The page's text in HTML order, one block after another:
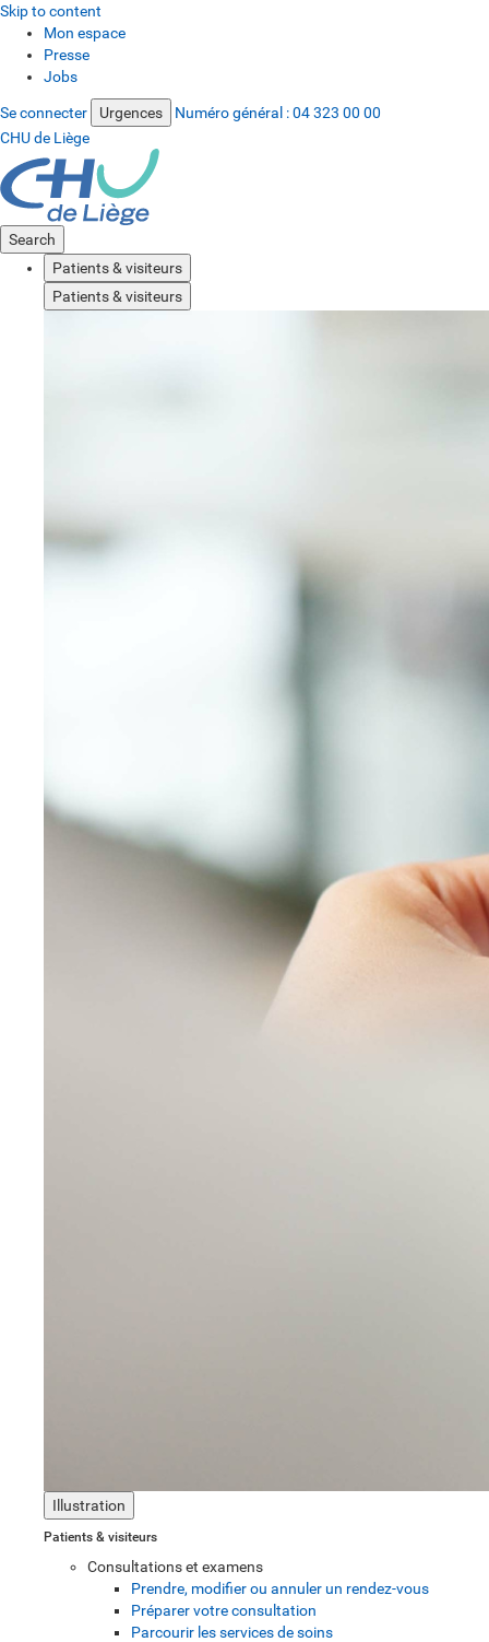
Skip to content
Mon espace
Presse
Jobs
Se connecter Urgences Numéro général :04 323 00 00
CHU de Liège
Search
Patients & visiteurs
Patients & visiteurs
Illustration
Patients & visiteurs
Consultations et examens
Prendre, modifier ou annuler un rendez-vous
Préparer votre consultation
Parcourir les services de soins